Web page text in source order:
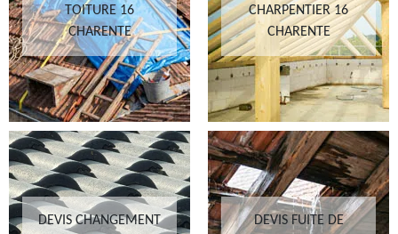
TOITURE 16
CHARENTE
CHARPENTIER 16
CHARENTE
DEVIS CHANGEMENT
DEVIS FUITE DE